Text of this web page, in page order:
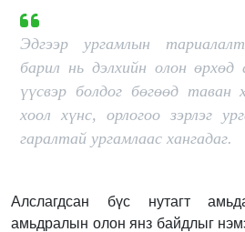
Эдгээр ургамлын
барил нь дэлхийн олон өрхөд
үүсвэр болдог бөгөөд
хоол хүнс, орлогоо зэрлэг
гаралтай ургамлаас хангадаг.
Алслагдсан бүс нутагт
амьдралын олон янз байдлыг